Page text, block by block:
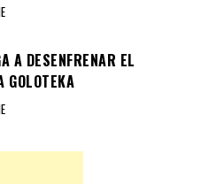
A DESENFRENAR EL
GOLOTEKA